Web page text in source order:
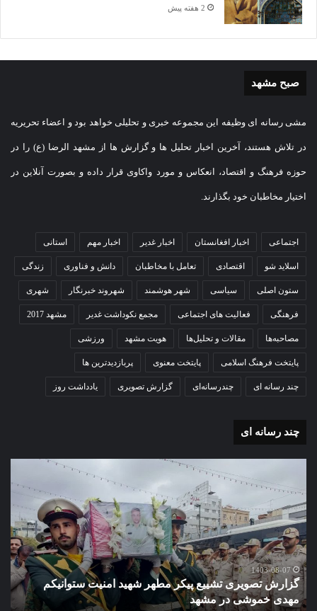
2 هفته پیش
صبح مشهد
مشی رسانه ای وظیفه این مجموعه خبری و تحلیلی خواهد بود و اعضاء تحریریه
در تلاش هستند، آخرین اخبار تحلیل ها و گزارش ها از مشهد الرضا (ع) را در
حوزه فرهنگ و اقتصاد، انعکاس و مورد واکاوی قرار داده و بصورت آنلاین در
اختیار مخاطبان خود بگذارند.
اجتماعی اخبار افغانستان اخبار غدیر اخبار مهم استانی
اسلاید شو اقتصادی تعامل با مخاطبان دانش و فناوری زندگی
ستون اصلی سیاسی شهر هوشمند شهروند خبرنگار شهری
فرهنگی فعالیت های اجتماعی مجمع نکوداشت غدیر مشهد 2017
مصاحبه‌ها مقالات و تحلیل‌ها هویت مشهد ورزشی
پایتخت فرهنگ اسلامی پایتخت معنوی پربازدیدترین ها
چند رسانه ای چندرسانه‌ای گزارش تصویری یادداشت روز
چند رسانه ای
تشییع
پیکر
مطهر
شهید
امنیت
ستوانیکم
مهدی
خموشی
1403-08-07
گزارش تصویری تشییع پیکر مطهر شهید امنیت ستوانیکم
مهدی خموشی در مشهد